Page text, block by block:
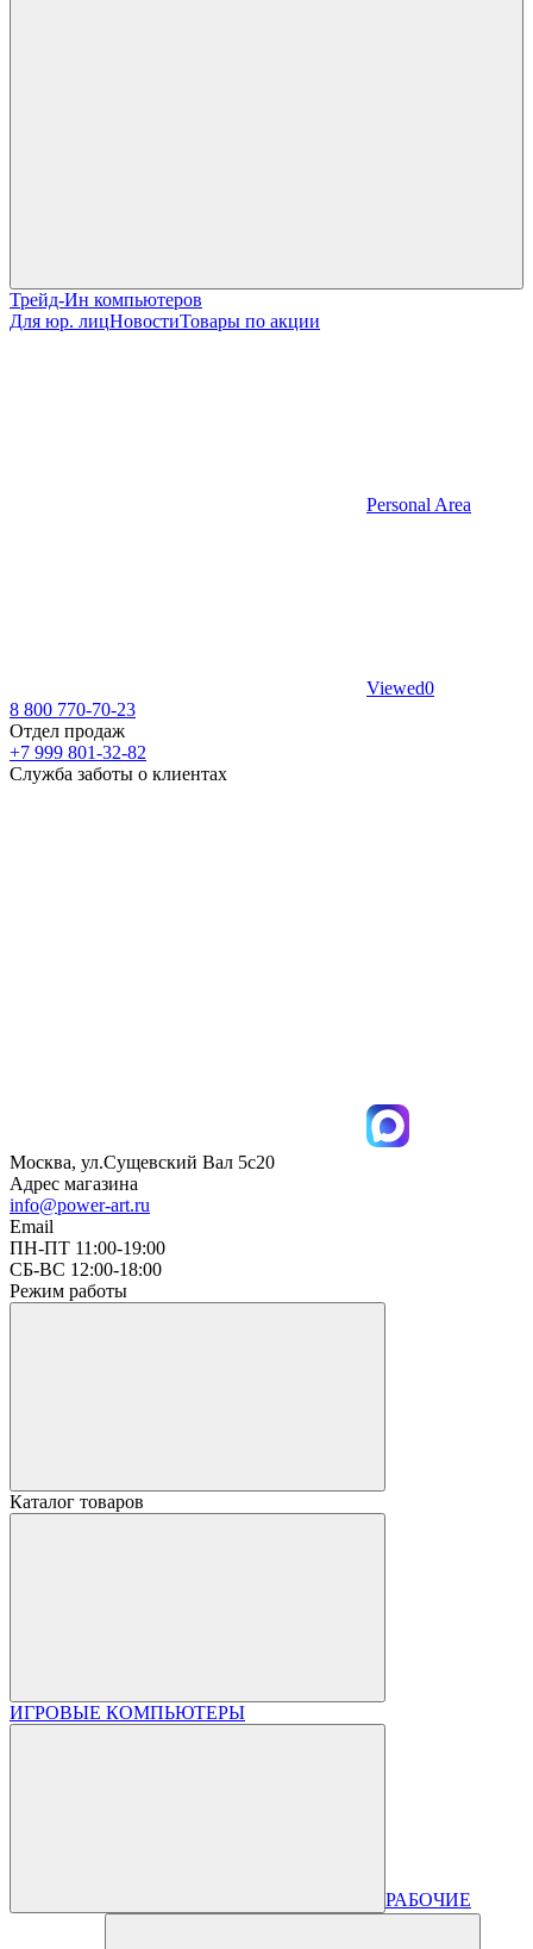
Трейд-Ин компьютеров
Для юр. лицНовостиТовары по акции
Personal Area
Viewed0
8 800 770-70-23
Отдел продаж
+7 999 801-32-82
Служба заботы о клиентах
Москва, ул.Сущевский Вал 5с20
Адрес магазина
info@power-art.ru
Email
ПН-ПТ 11:00-19:00
СБ-ВС 12:00-18:00
Режим работы
Каталог товаров
ИГРОВЫЕ КОМПЬЮТЕРЫ
РАБОЧИЕ